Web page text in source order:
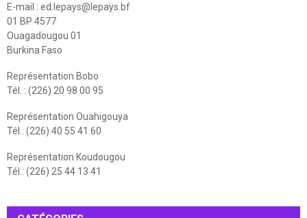
E-mail : ed.lepays@lepays.bf
01 BP 4577
Ouagadougou 01
Burkina Faso
Représentation Bobo
Tél. : (226) 20 98 00 95
Représentation Ouahigouya
Tél.: (226) 40 55 41 60
Représentation Koudougou
Tél.: (226) 25 44 13 41